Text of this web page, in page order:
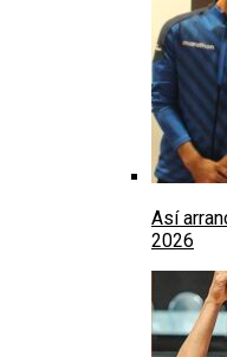
Así
2026